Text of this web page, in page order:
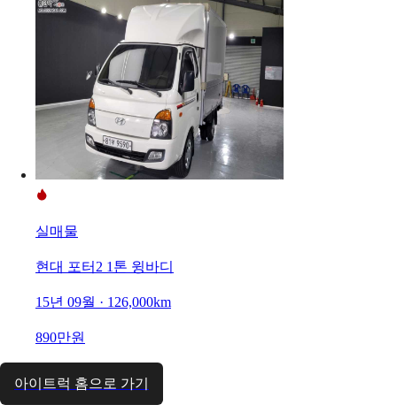
실매물
현대 포터2 1톤 윙바디
15년 09월 · 126,000km
890만원
아이트럭 홈으로 가기